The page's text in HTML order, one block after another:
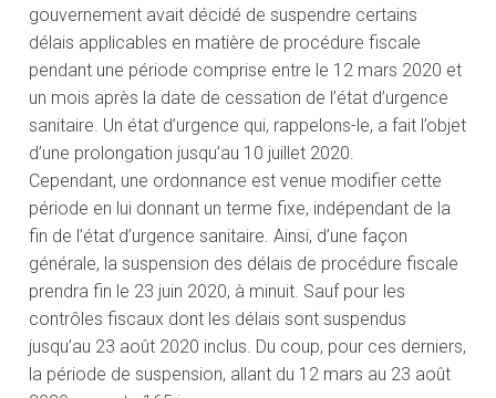
gouvernement avait décidé de suspendre certains
délais applicables en matière de procédure fiscale
pendant une période comprise entre le 12 mars 2020 et
un mois après la date de cessation de l’état d’urgence
sanitaire. Un état d’urgence qui, rappelons-le, a fait l’objet
d’une prolongation jusqu’au 10 juillet 2020.
Cependant, une ordonnance est venue modifier cette
période en lui donnant un terme fixe, indépendant de la
fin de l’état d’urgence sanitaire. Ainsi, d’une façon
générale, la suspension des délais de procédure fiscale
prendra fin le 23 juin 2020, à minuit. Sauf pour les
contrôles fiscaux dont les délais sont suspendus
jusqu’au 23 août 2020 inclus. Du coup, pour ces derniers,
la période de suspension, allant du 12 mars au 23 août